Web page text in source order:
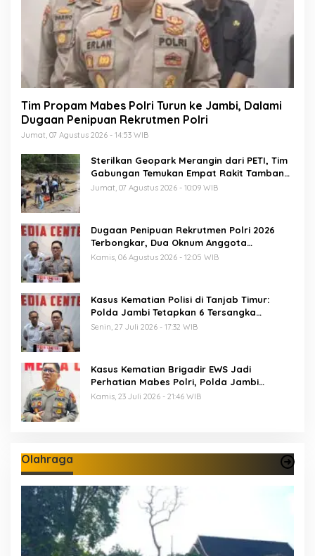
Tim Propam Mabes Polri Turun ke Jambi, Dalami
Dugaan Penipuan Rekrutmen Polri
Jumat, 07 Agustus 2026 - 14:53 WIB
Sterilkan Geopark Merangin dari PETI, Tim
Gabungan Temukan Empat Rakit Tambang
Ilegal
Jumat, 07 Agustus 2026 - 10:09 WIB
Dugaan Penipuan Rekrutmen Polri 2026
Terbongkar, Dua Oknum Anggota
Diamankan Propam Polda Jambi
Kamis, 06 Agustus 2026 - 12:05 WIB
Kasus Kematian Polisi di Tanjab Timur:
Polda Jambi Tetapkan 6 Tersangka
Termasuk 5 Anggota Polri
Senin, 27 Juli 2026 - 17:32 WIB
Kasus Kematian Brigadir EWS Jadi
Perhatian Mabes Polri, Polda Jambi
Periksa 18 Saksi
Kamis, 23 Juli 2026 - 21:46 WIB
Olahraga